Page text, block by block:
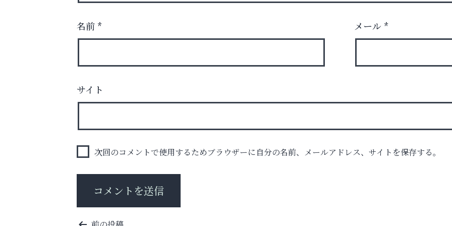
トレファク出張買取
名前 * メール *
サイト
次回のコメントで使用するためブラウザーに自分の名前、メールアドレス、サイトを保存する。